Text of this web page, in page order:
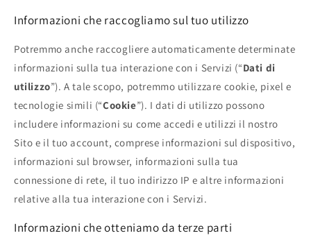
Informazioni che raccogliamo sul tuo utilizzo
Potremmo anche raccogliere automaticamente determinate
informazioni sulla tua interazione con i Servizi (“Dati di
utilizzo”). A tale scopo, potremmo utilizzare cookie, pixel e
tecnologie simili (“Cookie”). I dati di utilizzo possono
includere informazioni su come accedi e utilizzi il nostro
Sito e il tuo account, comprese informazioni sul dispositivo,
informazioni sul browser, informazioni sulla tua
connessione di rete, il tuo indirizzo IP e altre informazioni
relative alla tua interazione con i Servizi.
Informazioni che otteniamo da terze parti